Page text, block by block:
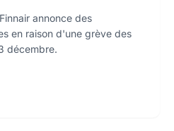
annonce des
en raison d'une grève des
décembre.